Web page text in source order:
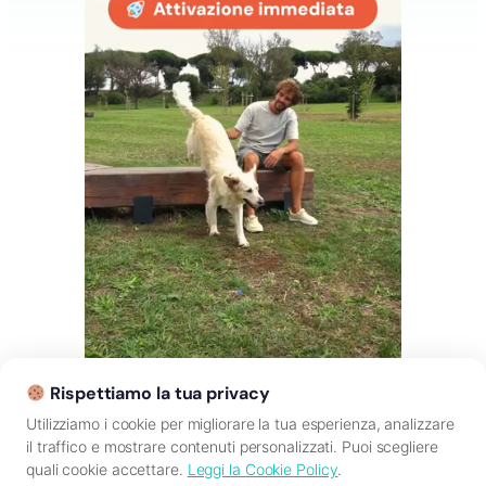
Rispettiamo la tua privacy
Utilizziamo i cookie per migliorare la tua esperienza, analizzare
il traffico e mostrare contenuti personalizzati. Puoi scegliere
quali cookie accettare. Leggi la Cookie Policy.